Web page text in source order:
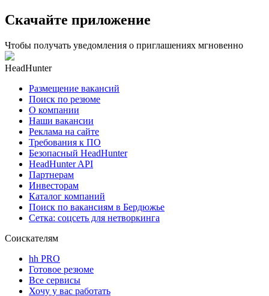
Скачайте приложение
Чтобы получать уведомления о приглашениях мгновенно
HeadHunter
Размещение вакансий
Поиск по резюме
О компании
Наши вакансии
Реклама на сайте
Требования к ПО
Безопасный HeadHunter
HeadHunter API
Партнерам
Инвесторам
Каталог компаний
Поиск по вакансиям в Бердюжье
Сетка: соцсеть для нетворкинга
Соискателям
hh PRO
Готовое резюме
Все сервисы
Хочу у вас работать